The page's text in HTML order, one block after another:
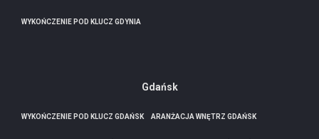
WYKOŃCZENIE POD KLUCZ GDYNIA
Gdańsk
WYKOŃCZENIE POD KLUCZ GDAŃSK ARANŻACJA WNĘTRZ GDAŃSK